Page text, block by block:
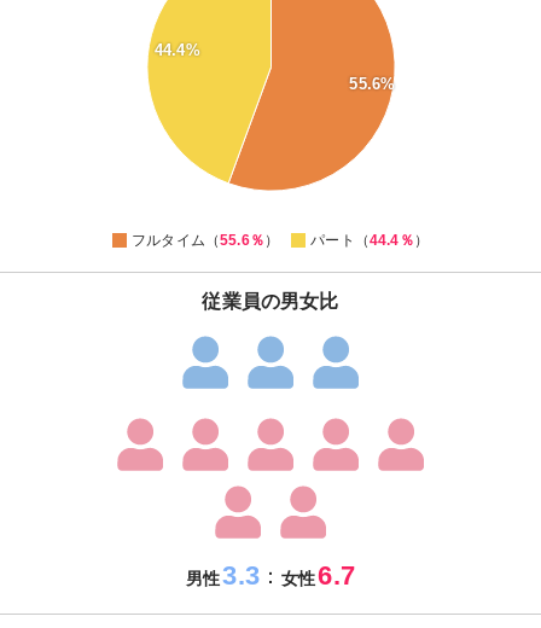
55.6%
44.4%
フルタイム（55.6％ ） パート（44.4％ ）
従業員の男女比
男性3.3：女性6.7